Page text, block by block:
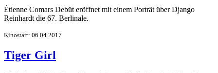
Étienne Comars Debüt eröffnet mit einem Porträt über Django
Reinhardt die 67. Berlinale.
Kinostart: 06.04.2017
Tiger Girl